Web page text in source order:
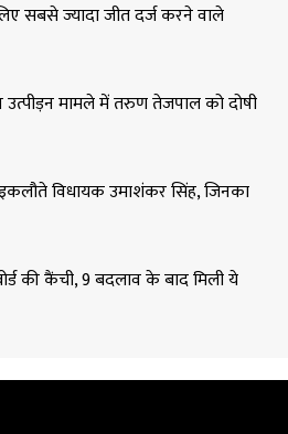
सबसे ज्यादा जीत दर्ज करने वाले
उत्पीड़न मामले में तरुण तेजपाल को दोषी
विधायक उमाशंकर सिंह, जिनका
की कैंची, 9 बदलाव के बाद मिली ये